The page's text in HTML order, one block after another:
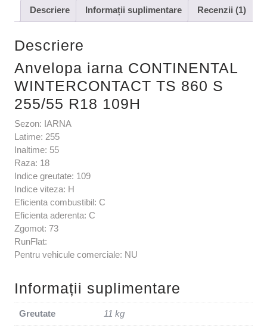
Descriere Informații suplimentare Recenzii (1)
Descriere
Anvelopa iarna CONTINENTAL
WINTERCONTACT TS 860 S
255/55 R18 109H
Sezon: IARNA
Latime: 255
Inaltime: 55
Raza: 18
Indice greutate: 109
Indice viteza: H
Eficienta combustibil: C
Eficienta aderenta: C
Zgomot: 73
RunFlat:
Pentru vehicule comerciale: NU
Informații suplimentare
Greutate 11 kg